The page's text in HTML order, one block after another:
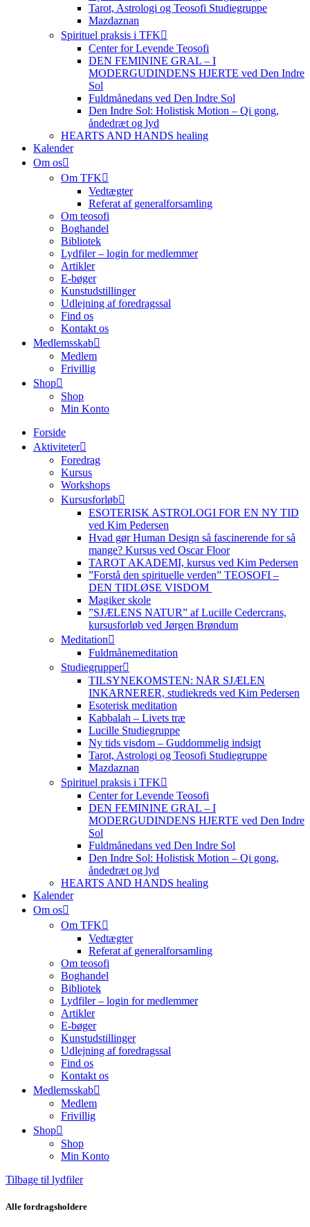
Tarot, Astrologi og Teosofi Studiegruppe
Mazdaznan
Spirituel praksis i TFK
Center for Levende Teosofi
DEN FEMININE GRAL – I
MODERGUDINDENS HJERTE ved Den Indre
Sol
Fuldmånedans ved Den Indre Sol
Den Indre Sol: Holistisk Motion – Qi gong,
åndedræt og lyd
HEARTS AND HANDS healing
Kalender
Om os
Om TFK
Vedtægter
Referat af generalforsamling
Om teosofi
Boghandel
Bibliotek
Lydfiler – login for medlemmer
Artikler
E-bøger
Kunstudstillinger
Udlejning af foredragssal
Find os
Kontakt os
Medlemsskab
Medlem
Frivillig
Shop
Shop
Min Konto
Forside
Aktiviteter
Foredrag
Kursus
Workshops
Kursusforløb
ESOTERISK ASTROLOGI FOR EN NY TID
ved Kim Pedersen
Hvad gør Human Design så fascinerende for så
mange? Kursus ved Oscar Floor
TAROT AKADEMI, kursus ved Kim Pedersen
”Forstå den spirituelle verden” TEOSOFI –
DEN TIDLØSE VISDOM
Magiker skole
”SJÆLENS NATUR” af Lucille Cedercrans,
kursusforløb ved Jørgen Brøndum
Meditation
Fuldmånemeditation
Studiegrupper
TILSYNEKOMSTEN: NÅR SJÆLEN
INKARNERER, studiekreds ved Kim Pedersen
Esoterisk meditation
Kabbalah – Livets træ
Lucille Studiegruppe
Ny tids visdom – Guddommelig indsigt
Tarot, Astrologi og Teosofi Studiegruppe
Mazdaznan
Spirituel praksis i TFK
Center for Levende Teosofi
DEN FEMININE GRAL – I
MODERGUDINDENS HJERTE ved Den Indre
Sol
Fuldmånedans ved Den Indre Sol
Den Indre Sol: Holistisk Motion – Qi gong,
åndedræt og lyd
HEARTS AND HANDS healing
Kalender
Om os
Om TFK
Vedtægter
Referat af generalforsamling
Om teosofi
Boghandel
Bibliotek
Lydfiler – login for medlemmer
Artikler
E-bøger
Kunstudstillinger
Udlejning af foredragssal
Find os
Kontakt os
Medlemsskab
Medlem
Frivillig
Shop
Shop
Min Konto
Tilbage til lydfiler
Alle fordragsholdere